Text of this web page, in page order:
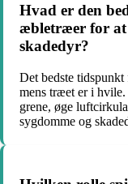
Hvad er den
æbletræer for at
skadedyr?
Det bedste
mens træet er i
grene, øge
sygdomme og